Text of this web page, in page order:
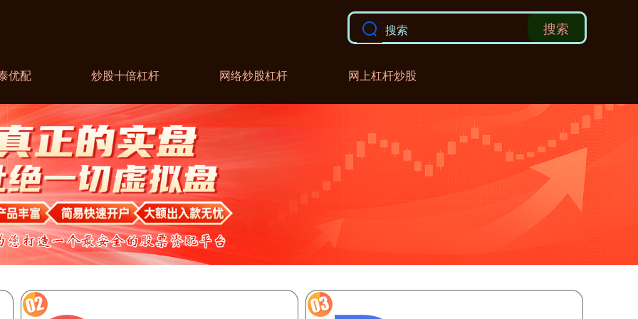
搜索
优配 炒股十倍杠杆 网络炒股杠杆 网上杠杆炒股